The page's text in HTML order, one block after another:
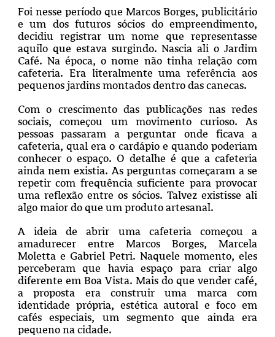
Foi nesse período que Marcos Borges, publicitário
e um dos futuros sócios do empreendimento,
decidiu registrar um nome que representasse
aquilo que estava surgindo. Nascia ali o Jardim
Café. Na época, o nome não tinha relação com
cafeteria. Era literalmente uma referência aos
pequenos jardins montados dentro das canecas.
Com o crescimento das publicações nas redes
sociais, começou um movimento curioso. As
pessoas passaram a perguntar onde ficava a
cafeteria, qual era o cardápio e quando poderiam
conhecer o espaço. O detalhe é que a cafeteria
ainda nem existia. As perguntas começaram a se
repetir com frequência suficiente para provocar
uma reflexão entre os sócios. Talvez existisse ali
algo maior do que um produto artesanal.
A ideia de abrir uma cafeteria começou a
amadurecer entre Marcos Borges, Marcela
Moletta e Gabriel Petri. Naquele momento, eles
perceberam que havia espaço para criar algo
diferente em Boa Vista. Mais do que vender café,
a proposta era construir uma marca com
identidade própria, estética autoral e foco em
cafés especiais, um segmento que ainda era
pequeno na cidade.